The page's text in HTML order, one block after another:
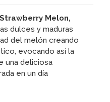
Melon,
dulces y maduras
del melón creando
evocando así la
una deliciosa
en un día